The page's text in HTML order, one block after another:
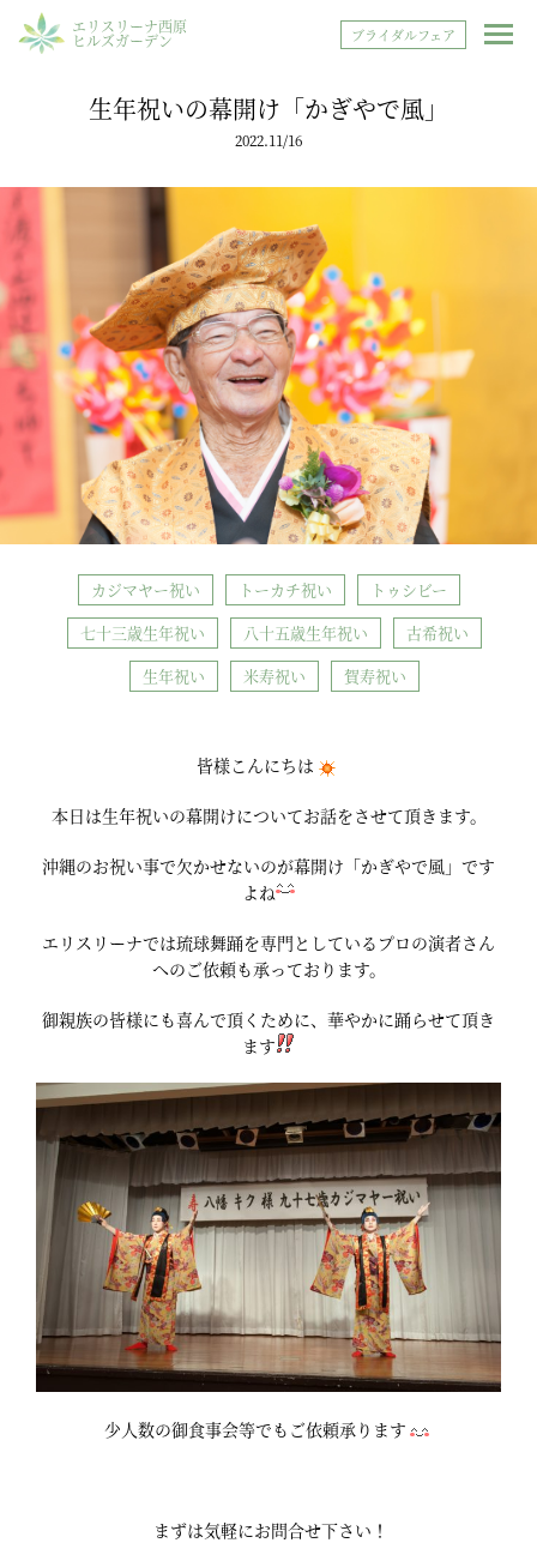
エリスリーナ西原
ヒルズガーデン ブライダルフェア
生年祝いの幕開け「かぎやで風」
2022.11/16
カジマヤー祝い トーカチ祝い
トゥシビー
七十三歳生年祝い
八十五歳生年祝い
古希祝い
生年祝い
米寿祝い 賀寿祝い
皆様こんにちは
本日は生年祝いの幕開けについてお話をさせて頂きます。
沖縄のお祝い事で欠かせないのが幕開け「かぎやで風」です
よね
エリスリーナでは琉球舞踊を専門としているプロの演者さん
へのご依頼も承っております。
御親族の皆様にも喜んで頂くために、華やかに踊らせて頂き
ます
少人数の御食事会等でもご依頼承ります
まずは気軽にお問合せ下さい！